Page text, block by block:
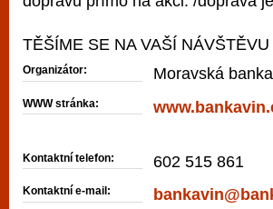
TĚŠÍME SE NA VAŠÍ NÁVŠTĚVU
Organizátor: Moravská
WWW stránka:
Kontaktní telefon: 602 515 861
Kontaktní e-mail: